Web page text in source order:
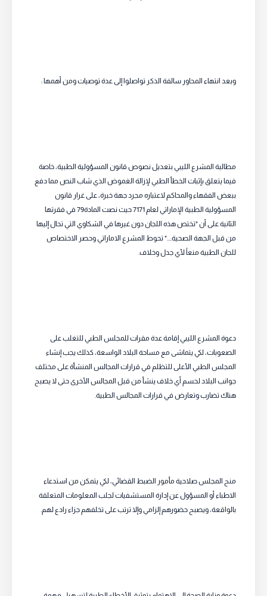
وبعد انتهاء المحاور سالفة الذكر تواصلوا إلى عدة توصيات ومن أهمها :
مطالبة المشرع الليبي بتعديل نصوص قانون المسؤولية الطبية، خاصة
فيما يتعلق بإثبات الخطأ الطبي لإزالة الغموض الذي شاب النص مما دفع
ببعض الفقهاء والمحاكم لاعتباره مجرد جهة خبرة، على غرار قانون
المسؤولية الطبية الإماراتي لعام 7171 حيث نصت المادة79 في فقرتها
الثانية على أن "تختص هذه اللجان دون غيرها في الشكاوي التي تحال إليها
من قبل الجهة الصحية...." تحوط المشرع الاماراتي وحصر الاختصاص
للجان الطبية منعاً لأي جدل وخلاف.
دعوة المشرع الليبي إقامة عدة مقرات للمجلس الطبي للتغلب على
الصعوبات، لكي يتماشى مع مساحة البلاد الواسعة، كذلك يجب إنشاء
المجلس الطبي الأعلى للتظلم في قرارات المجالس المنشأة على مختلف
جوانب البلاد لحسم أي خلاف ينشأ من قبل المجالس الأخرى حتى لا يصبح
هناك تضارب وتعارض في قرارات المجالس الطبية.
منح المجلس صلاحية مأمور الضبط القضائي، لكي يتمكن من استدعاء
الاطباء أو المسؤول عن إدارة المستشفيات لجلب المعلومات المتعلقة
بالواقعة، ويصبح حضورهم إلزامي وإلا ترتب على تخلفهم جزاء رادع لهم.